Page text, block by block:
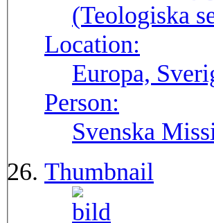
(Teologiska
Location:
Europa,
Person:
Svenska
Thumbnail